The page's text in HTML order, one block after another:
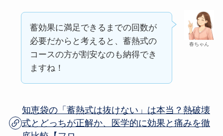
春ちゃん
蓄効果に満足できるまでの回数が
必要だからと考えると、蓄熱式の
コースの方が割安なのも納得でき
ますね！
知恵袋の「蓄熱式は抜けない」は本当？熱破壊
式とどっちが正解か、医学的に効果と痛みを徹